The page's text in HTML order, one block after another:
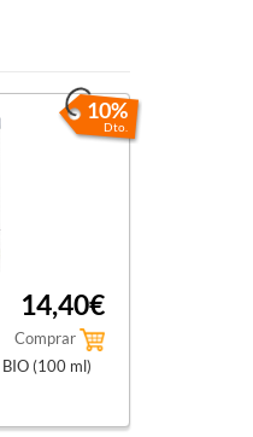
10%
Dto.
14,40€
Comprar
BIO (100 ml)